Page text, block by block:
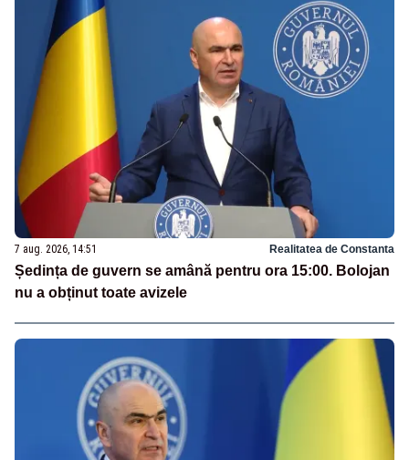
7 aug. 2026, 14:51 Realitatea de Constanta
Ședința de guvern se amână pentru ora 15:00. Bolojan
nu a obținut toate avizele